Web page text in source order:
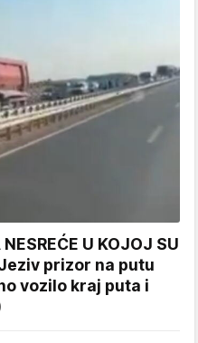
U KOJOJ SU
Jeziv prizor na putu
vozilo kraj puta i